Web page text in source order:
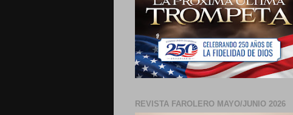
REVISTA FAROLERO MAYO/JUNIO 2026